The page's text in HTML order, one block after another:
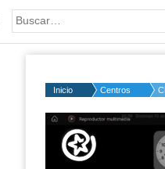
Palabra o frase:
Inicio Centros
Volume
50%